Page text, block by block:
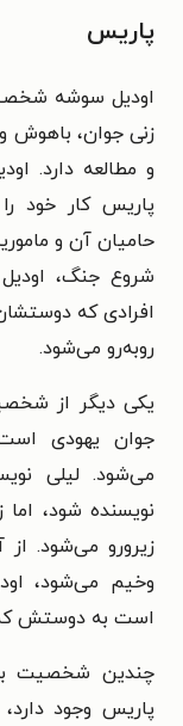
پاریس
اودیل سوشه
زنی جوان، باهوش
پاریس کار خود
حامیان آن و
شروع جنگ،
افرادی که
روبه‌رو می‌شود.
یکی دیگر از
جوان یهودی
می‌شود. لیلی
نویسنده شود،
زیرورو می‌شود.
وخیم می‌شود،
است به دوستش
چندین شخصیت
پاریس وجود